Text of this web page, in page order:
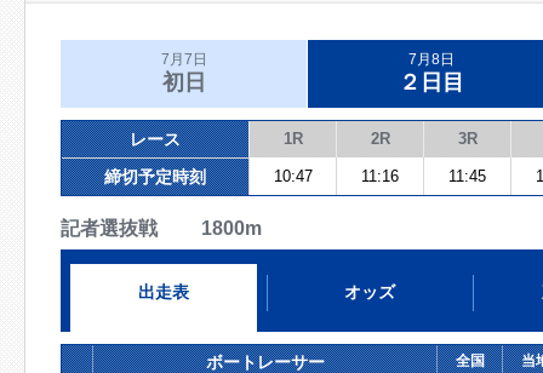
7月7日
初日
7月8日
２日目
レース 1R 2R 3R
締切予定時刻 10:47 11:16 11:45
記者選抜戦 1800m
出走表 オッズ
ボートレーサー 全国 当